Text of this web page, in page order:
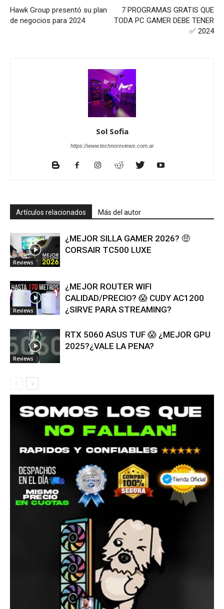
Hawk Group presentó su plan
de negocios para 2024
7 PROGRAMAS GRATIS QUE
TODA PC GAMER DEBE TENER
✅ 2024
Sol Sofia
https://www.technoreviews.com.ar
Artículos relacionados Más del autor
Reviews
¿MEJOR SILLA GAMER 2026? 🤑
CORSAIR TC500 LUXE
Reviews
¿MEJOR ROUTER WIFI
CALIDAD/PRECIO? 😱 CUDY AC1200
¿SIRVE PARA STREAMING?
Reviews
RTX 5060 ASUS TUF 😱 ¿MEJOR GPU
2025?¿VALE LA PENA?